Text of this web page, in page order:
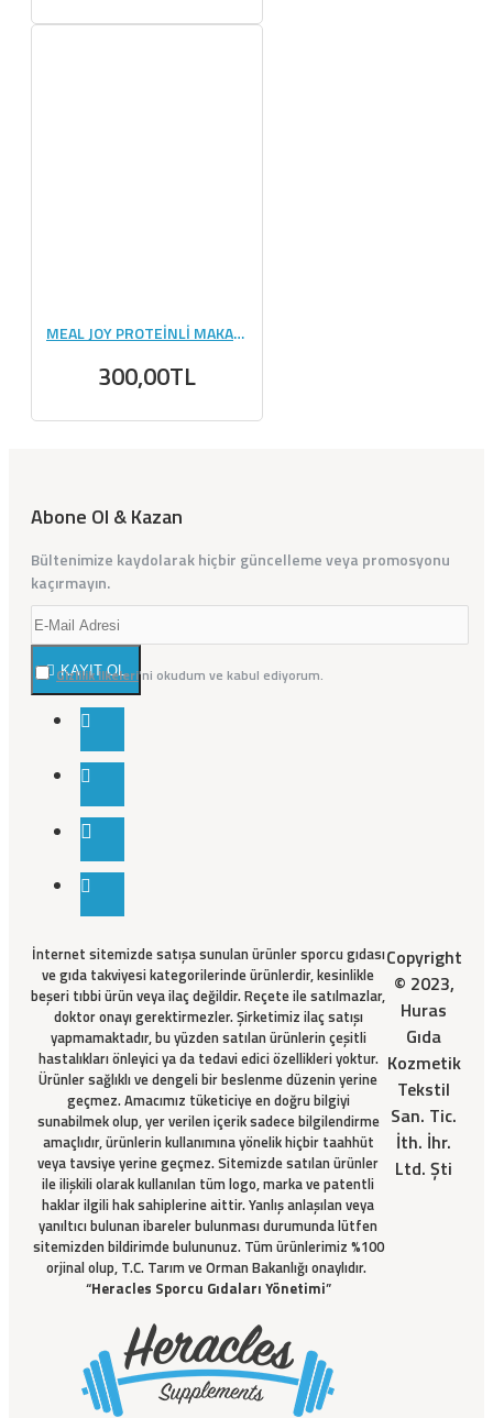
MEAL JOY PROTEİNLİ MAKARNA 360 GR
300,00TL
Abone Ol & Kazan
Bültenimize kaydolarak hiçbir güncelleme veya promosyonu
kaçırmayın.
KAYIT OL
Gizlilik İlkeleri'ni okudum ve kabul ediyorum.
İnternet sitemizde satışa sunulan ürünler sporcu gıdası
ve gıda takviyesi kategorilerinde ürünlerdir, kesinlikle
beşeri tıbbi ürün veya ilaç değildir. Reçete ile satılmazlar,
doktor onayı gerektirmezler. Şirketimiz ilaç satışı
yapmamaktadır, bu yüzden satılan ürünlerin çeşitli
hastalıkları önleyici ya da tedavi edici özellikleri yoktur.
Ürünler sağlıklı ve dengeli bir beslenme düzenin yerine
geçmez. Amacımız tüketiciye en doğru bilgiyi
sunabilmek olup, yer verilen içerik sadece bilgilendirme
amaçlıdır, ürünlerin kullanımına yönelik hiçbir taahhüt
veya tavsiye yerine geçmez. Sitemizde satılan ürünler
ile ilişkili olarak kullanılan tüm logo, marka ve patentli
haklar ilgili hak sahiplerine aittir. Yanlış anlaşılan veya
yanıltıcı bulunan ibareler bulunması durumunda lütfen
sitemizden bildirimde bulununuz. Tüm ürünlerimiz %100
orjinal olup, T.C. Tarım ve Orman Bakanlığı onaylıdır.
“Heracles Sporcu Gıdaları Yönetimi”
Copyright
© 2023,
Huras
Gıda
Kozmetik
Tekstil
San. Tic.
İth. İhr.
Ltd. Şti